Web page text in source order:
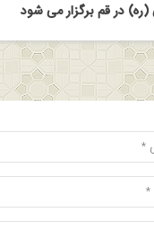
در قم برگزار می شود